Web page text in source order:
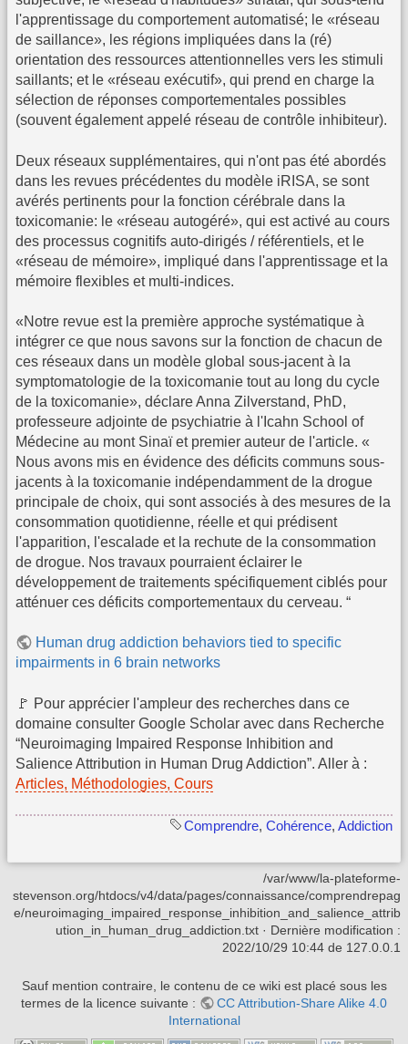
l'apprentissage du comportement automatisé; le «réseau
de saillance», les régions impliquées dans la (ré)
orientation des ressources attentionnelles vers les stimuli
saillants; et le «réseau exécutif», qui prend en charge la
sélection de réponses comportementales possibles
(souvent également appelé réseau de contrôle inhibiteur).
Deux réseaux supplémentaires, qui n'ont pas été abordés
dans les revues précédentes du modèle iRISA, se sont
avérés pertinents pour la fonction cérébrale dans la
toxicomanie: le «réseau autogéré», qui est activé au cours
des processus cognitifs auto-dirigés / référentiels, et le
«réseau de mémoire», impliqué dans l'apprentissage et la
mémoire flexibles et multi-indices.
«Notre revue est la première approche systématique à
intégrer ce que nous savons sur la fonction de chacun de
ces réseaux dans un modèle global sous-jacent à la
symptomatologie de la toxicomanie tout au long du cycle
de la toxicomanie», déclare Anna Zilverstand, PhD,
professeure adjointe de psychiatrie à l'Icahn School of
Médecine au mont Sinaï et premier auteur de l'article. «
Nous avons mis en évidence des déficits communs sous-
jacents à la toxicomanie indépendamment de la drogue
principale de choix, qui sont associés à des mesures de la
consommation quotidienne, réelle et qui prédisent
l'apparition, l'escalade et la rechute de la consommation
de drogue. Nos travaux pourraient éclairer le
développement de traitements spécifiquement ciblés pour
atténuer ces déficits comportementaux du cerveau. “
Human drug addiction behaviors tied to specific
impairments in 6 brain networks
🚩 Pour apprécier l'ampleur des recherches dans ce
domaine consulter Google Scholar avec dans Recherche
“Neuroimaging Impaired Response Inhibition and
Salience Attribution in Human Drug Addiction”. Aller à :
Articles, Méthodologies, Cours
Comprendre, Cohérence, Addiction
/var/www/la-plateforme-
stevenson.org/htdocs/v4/data/pages/connaissance/comprendrepag
e/neuroimaging_impaired_response_inhibition_and_salience_attrib
ution_in_human_drug_addiction.txt · Dernière modification :
2022/10/29 10:44 de 127.0.0.1
Sauf mention contraire, le contenu de ce wiki est placé sous les
termes de la licence suivante :
CC Attribution-Share Alike 4.0
International